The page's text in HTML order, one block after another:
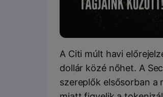
A Citi múlt havi
dollár közé nőhet. A
szereplők elsősorban a